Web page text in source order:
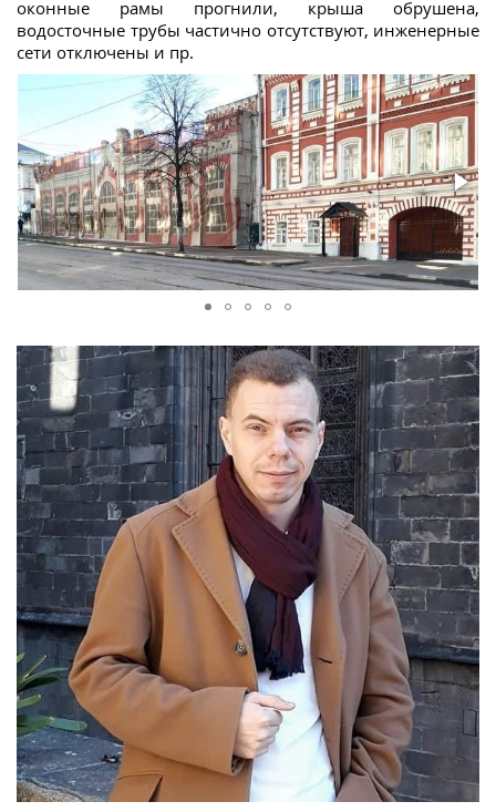
оконные рамы прогнили, крыша обрушена,
водосточные трубы частично отсутствуют, инженерные
сети отключены и пр.